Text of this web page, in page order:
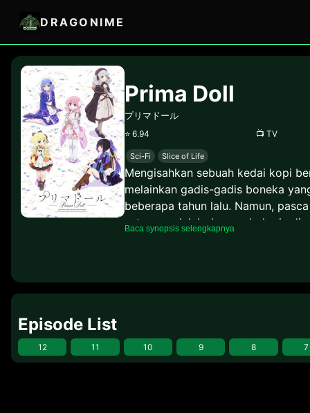
DRAGONIME
Prima Doll
プリマドール
⭐ 6.94 📺 TV
Sci-Fi Slice of Life
Mengisahkan sebuah kedai kopi
melainkan gadis-gadis boneka
beberapa tahun lalu. Namun,
satunya adalah dengan bekerja di
Baca synopsis selengkapnya
Episode List
12 11 10 9 8 7